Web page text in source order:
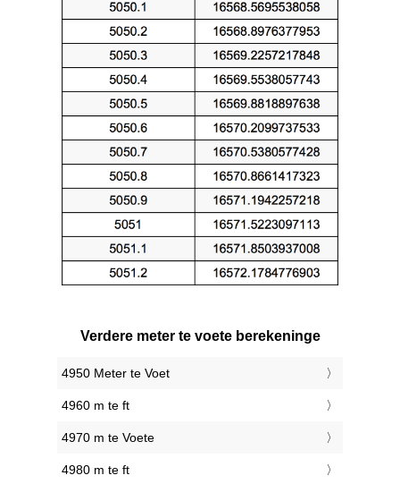
Verdere meter te voete berekeninge
4950 Meter te Voet
4960 m te ft
4970 m te Voete
4980 m te ft